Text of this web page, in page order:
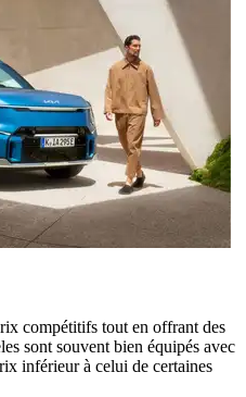
compétitifs tout en offrant des
sont souvent bien équipés avec
inférieur à celui de certaines